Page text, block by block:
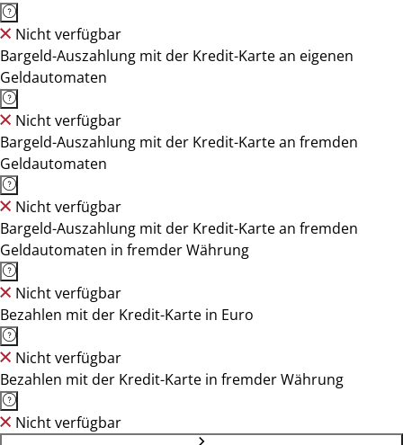
Nicht verfügbar
Bargeld-Auszahlung mit der Kredit-Karte an eigenen
Geldautomaten
Nicht verfügbar
Bargeld-Auszahlung mit der Kredit-Karte an fremden
Geldautomaten
Nicht verfügbar
Bargeld-Auszahlung mit der Kredit-Karte an fremden
Geldautomaten in fremder Währung
Nicht verfügbar
Bezahlen mit der Kredit-Karte in Euro
Nicht verfügbar
Bezahlen mit der Kredit-Karte in fremder Währung
Nicht verfügbar